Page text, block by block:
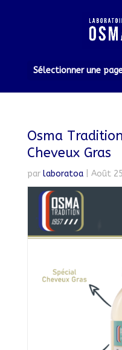
Sélectionner une
Osma
Cheveux Gras
par laboratoa| Août